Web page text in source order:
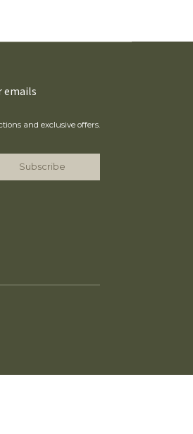
emails
and exclusive offers.
Subscribe